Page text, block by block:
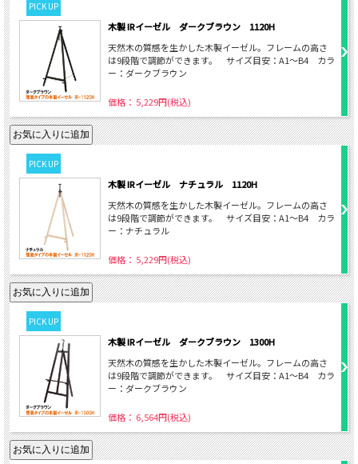
PICK UP
木製 IRイーゼル ダークブラウン 1120H
天然木の質感を生かした木製イーゼル。フレームの高さ
は9段階で調節ができます。 サイズ目安：A1～B4 カラ
ー：ダークブラウン
価格： 5,229円(税込)
PICK UP
木製 IRイーゼル ナチュラル 1120H
天然木の質感を生かした木製イーゼル。フレームの高さ
は9段階で調節ができます。 サイズ目安：A1～B4 カラ
ー：ナチュラル
価格： 5,229円(税込)
PICK UP
木製 IRイーゼル ダークブラウン 1300H
天然木の質感を生かした木製イーゼル。フレームの高さ
は9段階で調節ができます。 サイズ目安：A1～B4 カラ
ー：ダークブラウン
価格： 6,564円(税込)